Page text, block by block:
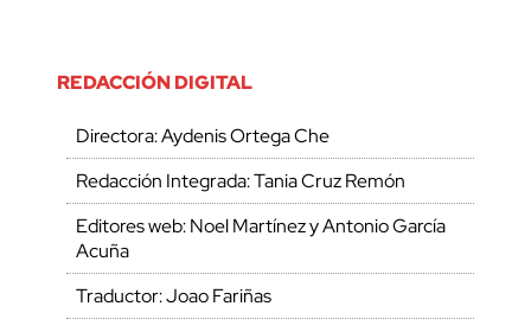
REDACCIÓN DIGITAL
Directora: Aydenis Ortega Che
Redacción Integrada: Tania Cruz Remón
Editores web: Noel Martínez y Antonio García
Acuña
Traductor: Joao Fariñas